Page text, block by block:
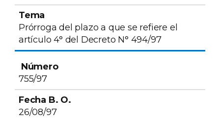
Prórroga del plazo a que se refiere el
artículo 4° del Decreto N° 494/97
755/97
26/08/97